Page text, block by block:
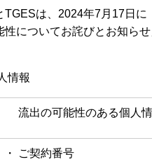
法
方へ
り替え
は、2024年7月17日に
性についてお詫びとお知ら
情報
流出の可能性のある個人
・ ご契約番号